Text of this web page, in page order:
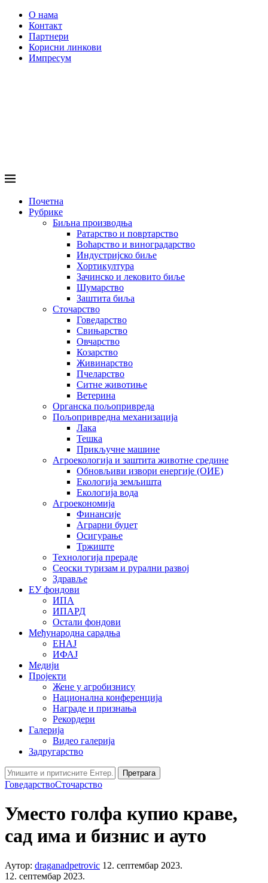
О нама
Контакт
Партнери
Корисни линкови
Импресум
Почетна
Рубрике
Биљна производња
Ратарство и повртарство
Воћарство и виноградарство
Индустријско биље
Хортикултура
Зачинско и лековито биље
Шумарство
Заштита биља
Сточарство
Говедарство
Свињарство
Овчарство
Козарство
Живинарство
Пчеларство
Ситне животиње
Ветерина
Органска пољопривреда
Пољопривредна механизација
Лака
Тешка
Прикључне машине
Агроекологија и заштита животне средине
Обновљиви извори енергије (ОИЕ)
Екологија земљишта
Екологија вода
Агроекономија
Финансије
Аграрни буџет
Осигурање
Тржиште
Технологија прераде
Сеоски туризам и рурални развој
Здравље
ЕУ фондови
ИПА
ИПАРД
Остали фондови
Међународна сарадња
ЕНАЈ
ИФАЈ
Медији
Пројекти
Жене у агробизнису
Национална конференција
Награде и признања
Рекордери
Галерија
Видео галерија
Задругарство
Претрага
ГоведарствоСточарство
Уместо голфа купио краве,
сад има и бизнис и ауто
Аутор: draganadpetrovic 12. септембар 2023.
12. септембар 2023.